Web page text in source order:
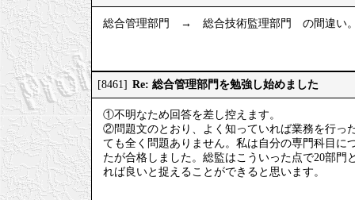
総合管理部門 → 総合技術監理部門 の間違い
[8461] Re: 総合管理部門を勉強し始めました
①不明なため回答を差し控えます。
②問題文のとおり、よく知っていれば業務を行っ
ても全く問題ありません。私は自分の専門科目に
たが合格しました。総監はこういった点で20部
れば良いと捉えることができると思います。